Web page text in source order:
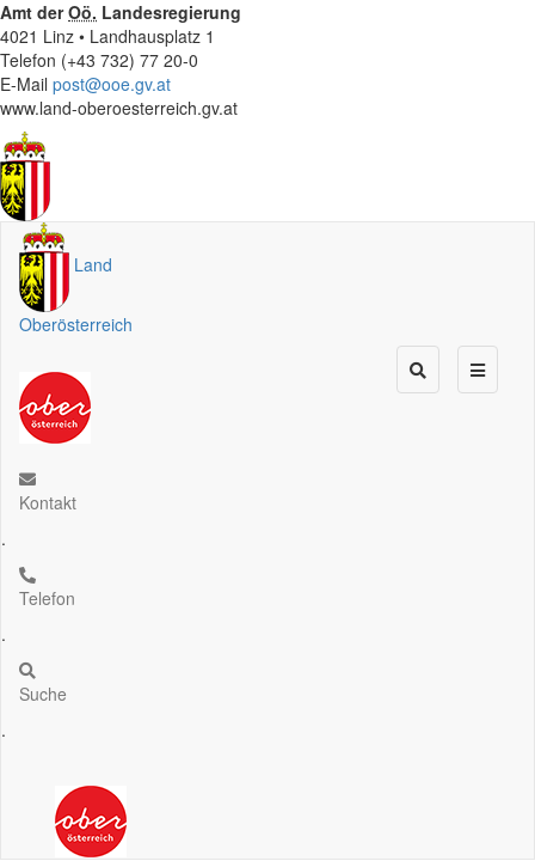
Amt derOö. Landesregierung
4021 Linz • Landhausplatz 1
Telefon (+43 732) 77 20-0
E-Mail post@ooe.gv.at
www.land-oberoesterreich.gv.at
Land
Oberösterreich
Kontakt
.
Telefon
.
Suche
.